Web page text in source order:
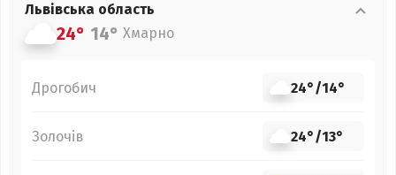
Львівська область
24° 14° Хмарно
Дрогобич 24°/14°
Золочів 24°/13°